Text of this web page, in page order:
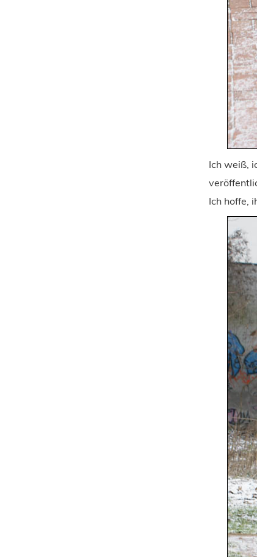
Ich weiß,
Ich hoffe,